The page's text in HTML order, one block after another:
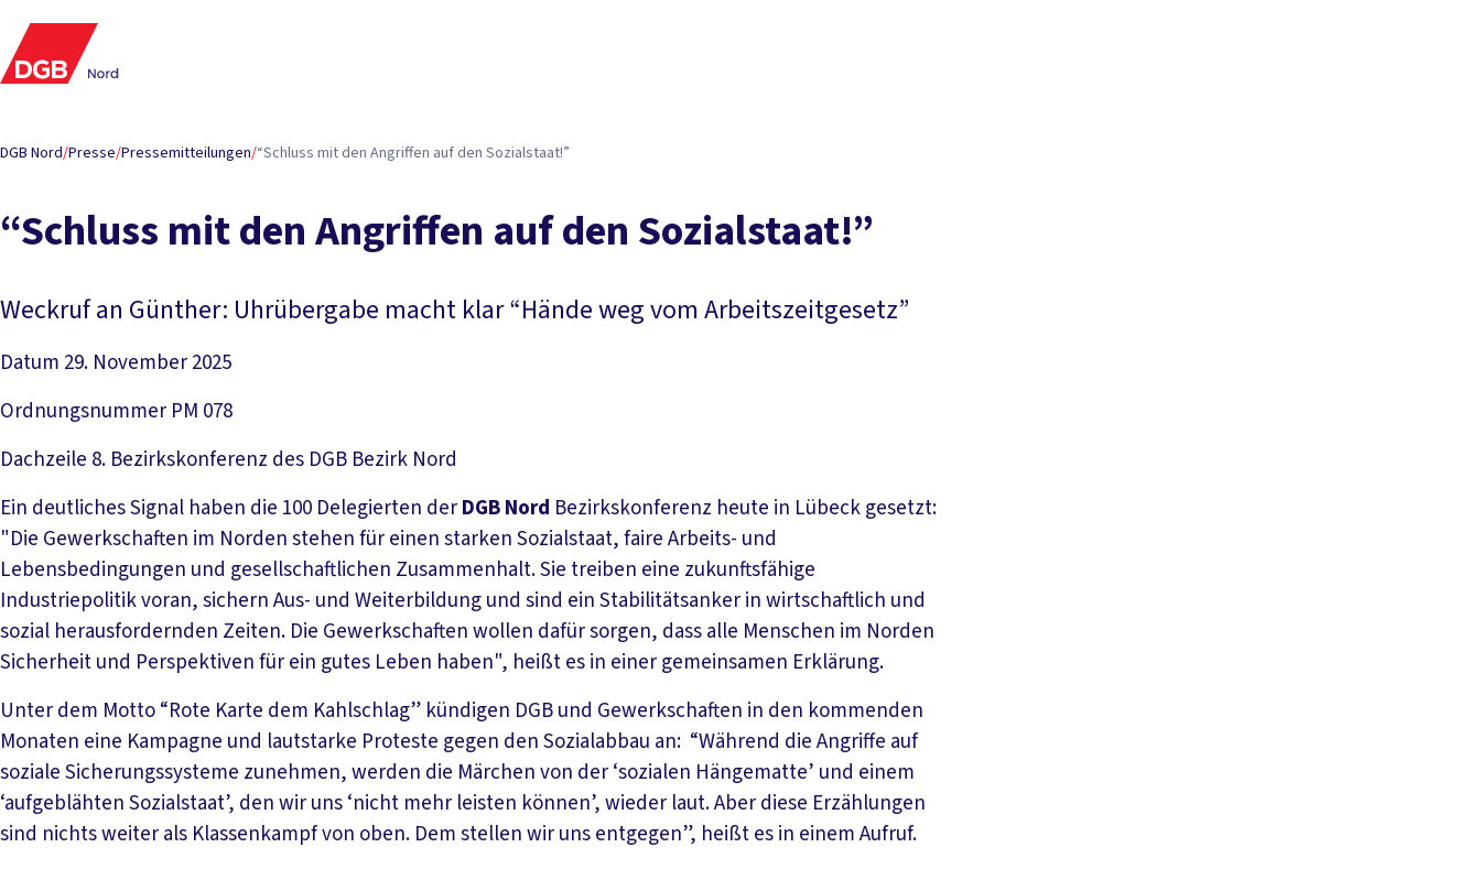
DGB Nord/Presse/Pressemitteilungen/“Schluss mit den Angriffen auf den Sozialstaat!”
“Schluss mit den Angriffen auf den Sozialstaat!”
Weckruf an Günther: Uhrübergabe macht klar “Hände weg vom Arbeitszeitgesetz”
Datum 29. November 2025
Ordnungsnummer PM 078
Dachzeile 8. Bezirkskonferenz des DGB Bezirk Nord
Ein deutliches Signal haben die 100 Delegierten derDGB Nord Bezirkskonferenz heute in Lübeck gesetzt:
"Die Gewerkschaften im Norden stehen für einen starken Sozialstaat, faire Arbeits- und
Lebensbedingungen und gesellschaftlichen Zusammenhalt. Sie treiben eine zukunftsfähige
Industriepolitik voran, sichern Aus- und Weiterbildung und sind ein Stabilitätsanker in wirtschaftlich und
sozial herausfordernden Zeiten. Die Gewerkschaften wollen dafür sorgen, dass alle Menschen im Norden
Sicherheit und Perspektiven für ein gutes Leben haben", heißt es in einer gemeinsamen Erklärung.
Unter dem Motto “Rote Karte dem Kahlschlag” kündigen DGB und Gewerkschaften in den kommenden
Monaten eine Kampagne und lautstarke Proteste gegen den Sozialabbau an: “Während die Angriffe auf
soziale Sicherungssysteme zunehmen, werden die Märchen von der ‘sozialen Hängematte’ und einem
‘aufgeblähten Sozialstaat’, den wir uns ‘nicht mehr leisten können’, wieder laut. Aber diese Erzählungen
sind nichts weiter als Klassenkampf von oben. Dem stellen wir uns entgegen”, heißt es in einem Aufruf.